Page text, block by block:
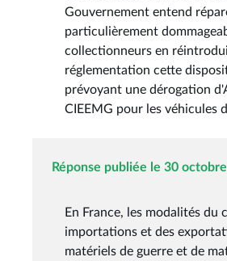
Gouvernement entend
particulièrement
collectionneurs en
réglementation cette
prévoyant une dérogation
CIEEMG pour les véhicules
Réponse publiée le 30
En France, les modalités du
importations et des
matériels de guerre et de